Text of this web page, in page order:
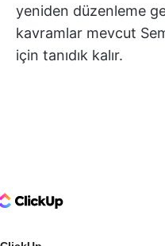
yeniden düzenleme
kavramlar mevcut
için tanıdık kalır.
Logo